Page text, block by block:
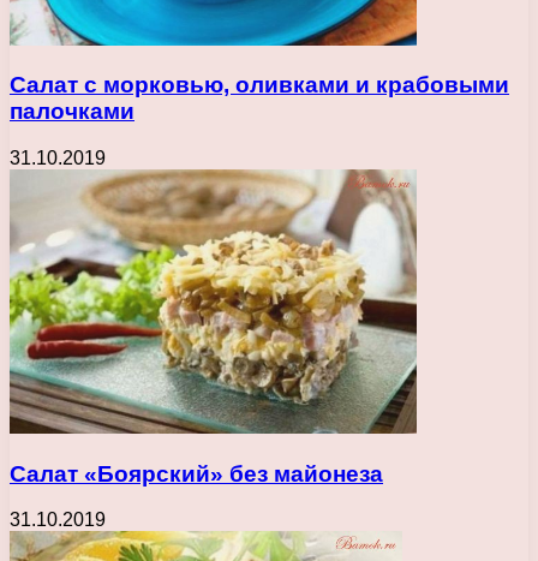
Салат с морковью, оливками и крабовыми
палочками
31.10.2019
Салат «Боярский» без майонеза
31.10.2019